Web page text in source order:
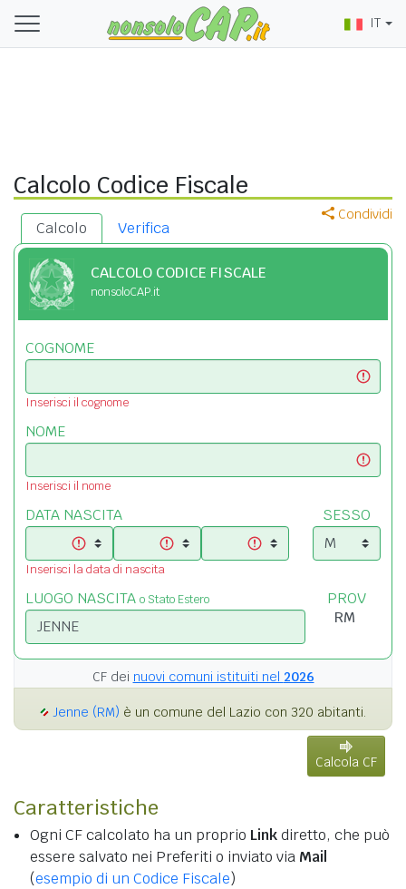
IT
Calcolo Codice Fiscale
Condividi
Calcolo Verifica
CALCOLO CODICE FISCALE
nonsoloCAP.it
COGNOME
Inserisci il cognome
NOME
Inserisci il nome
DATA NASCITA
Inserisci la data di nascita
SESSO
LUOGO NASCITA o Stato Estero PROV
CF dei nuovi comuni istituiti nel 2026
Jenne (RM) è un comune del Lazio con 320 abitanti.
Calcola CF
Caratteristiche
Ogni CF calcolato ha un proprio Linkdiretto, che può
essere salvato nei Preferiti o inviato via Mail
(esempio di un Codice Fiscale)